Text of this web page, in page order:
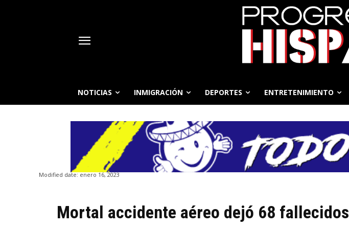
NOTICIAS INMIGRACIÓN DEPORTES ENTRETENIMIENTO
Modified date: enero 16, 2023
Mortal accidente aéreo dejó 68 fallecidos